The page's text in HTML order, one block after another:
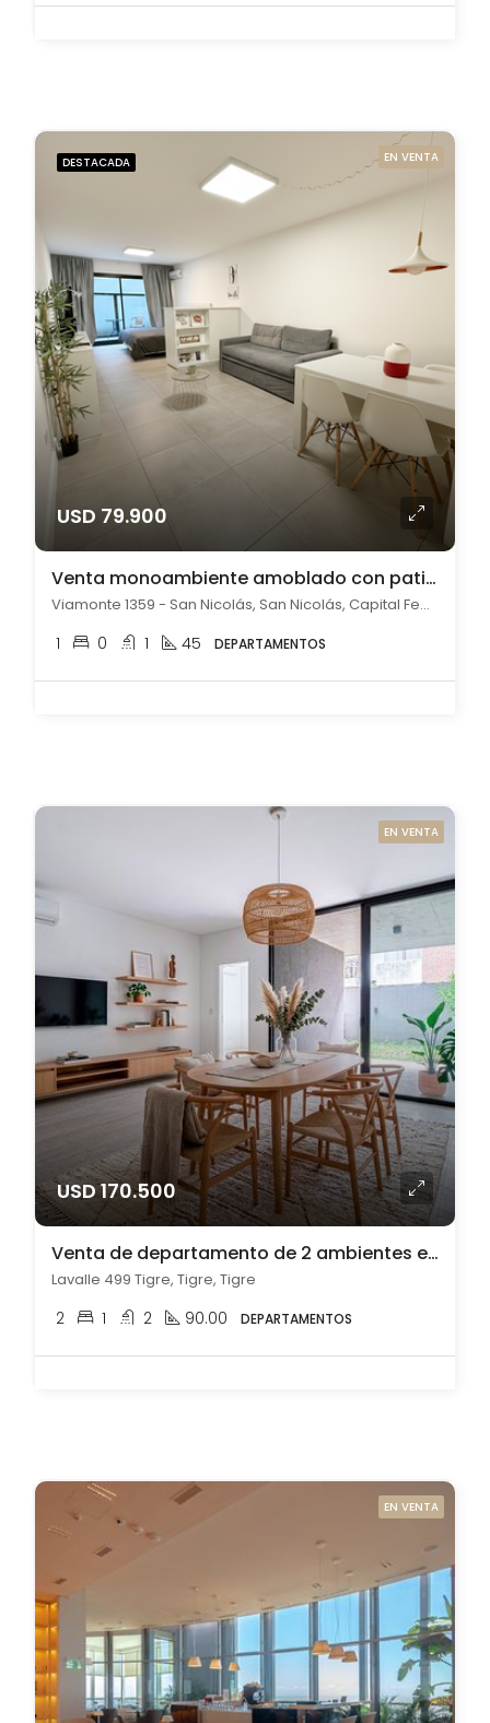
DESTACADA EN VENTA
USD 79.900
Venta monoambiente amoblado con patio en San Nicolás
Viamonte 1359 - San Nicolás, San Nicolás, Capital Federal
1 0 1 45 DEPARTAMENTOS
EN VENTA
USD 170.500
Venta de departamento de 2 ambientes en Tigre
Lavalle 499 Tigre, Tigre, Tigre
2 1 2 90.00 DEPARTAMENTOS
EN VENTA